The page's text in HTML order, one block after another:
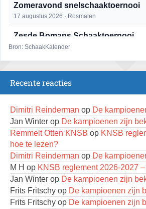
Zomeravond snelschaaktoernooi
17 augustus 2026 · Rosmalen
Zesde Bomans Schaaktoernooi
17 augustus 2026 · Haarlem
Persoonlijk Kampioenschap RSB/
18 augustus 2026 · Rotterdam
Mat op ‘t Wad
22 augustus 2026 · Den Burg, Texel
Simultaan The Butcher
22 augustus 2026 · Utrecht
Open 6e Senioren-50+ Zomer-
22 augustus 2026 · Udenhout, Gemeente
Bron: SchaakKalender
Recente reacties
Dimitri Reinderman op De
Jan Winter op De kampioenen zijn
Remmelt Otten KNSB op KNSB
hoe te lezen?
Dimitri Reinderman op De
M H op KNSB reglement 2026-2027
Jan Winter op De kampioenen zijn
Frits Fritschy op De kampioenen zijn
Frits Fritschy op De kampioenen zijn